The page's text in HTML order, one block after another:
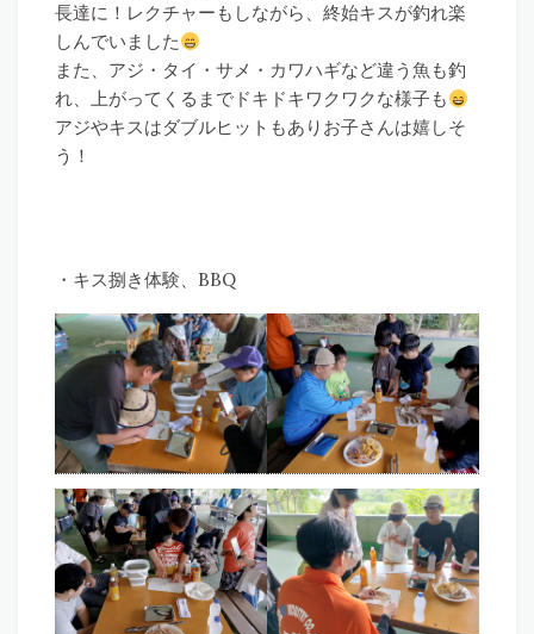
長達に！レクチャーもしながら、終始キスが釣れ楽
しんでいました
また、アジ・タイ・サメ・カワハギなど違う魚も釣
れ、上がってくるまでドキドキワクワクな様子も
アジやキスはダブルヒットもありお子さんは嬉しそ
う！
・キス捌き体験、BBQ